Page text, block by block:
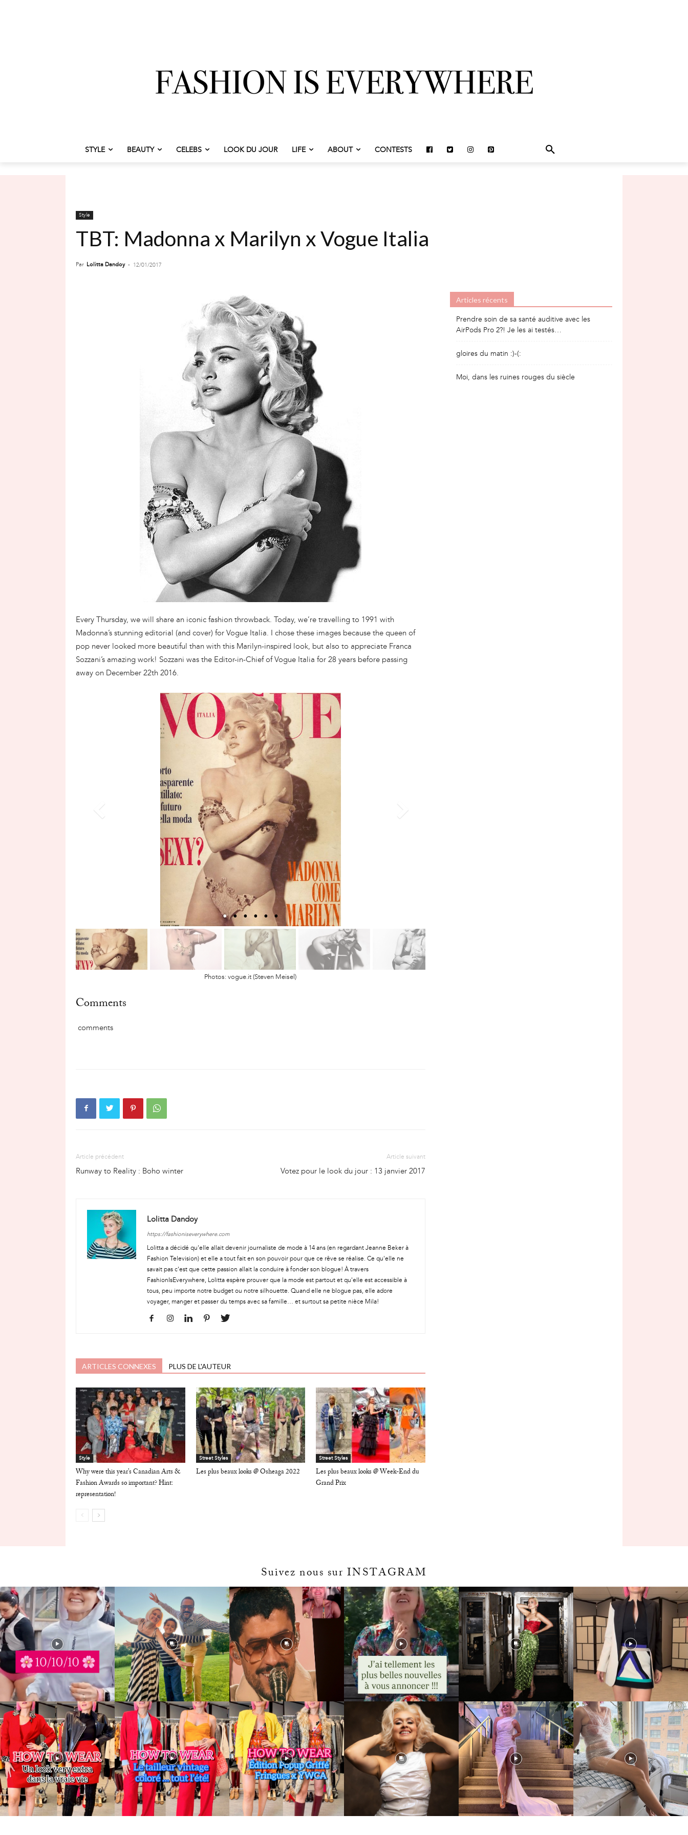
STYLE BEAUTY CELEBS LOOK DU JOUR LIFE ABOUT CONTESTS
Style
TBT: Madonna x Marilyn x Vogue Italia
Par Lolitta Dandoy - 12/01/2017
Every Thursday, we will share an iconic fashion throwback. Today, we’re travelling to 1991 with
Madonna’s stunning editorial (and cover) for Vogue Italia. I chose these images because the queen of
pop never looked more beautiful than with this Marilyn-inspired look, but also to appreciate Franca
Sozzani’s amazing work! Sozzani was the Editor-in-Chief of Vogue Italia for 28 years before passing
away on December 22th 2016.
Photos: vogue.it (Steven Meisel)
Comments
comments
Article précédent
Runway to Reality : Boho winter
Article suivant
Votez pour le look du jour : 13 janvier 2017
Lolitta Dandoy
https://fashioniseverywhere.com
Lolitta a décidé qu'elle allait devenir journaliste de mode à 14 ans (en regardant Jeanne Beker à
Fashion Television) et elle a tout fait en son pouvoir pour que ce rêve se réalise. Ce qu'elle ne
savait pas c'est que cette passion allait la conduire à fonder son blogue! À travers
FashionIsEverywhere, Lolitta espère prouver que la mode est partout et qu'elle est accessible à
tous, peu importe notre budget ou notre silhouette. Quand elle ne blogue pas, elle adore
voyager, manger et passer du temps avec sa famille… et surtout sa petite nièce Mila!
ARTICLES CONNEXES PLUS DE L'AUTEUR
Style
Why were this year’s Canadian Arts &
Fashion Awards so important? Hint:
representation!
Street Styles
Les plus beaux looks @ Osheaga 2022
Street Styles
Les plus beaux looks @ Week-End du
Grand Prix
Articles récents
Prendre soin de sa santé auditive avec les
AirPods Pro 2?! Je les ai testés…
gloires du matin :)-(:
Moi, dans les ruines rouges du siècle
Suivez nous sur INSTAGRAM